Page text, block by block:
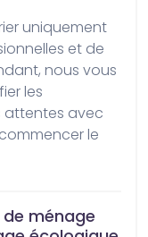
et de
nous vous
les
attentes avec
le
ménage